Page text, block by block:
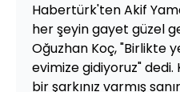
Habertürk'ten Akif
her şeyin gayet güzel
Oğuzhan Koç, "Birlikte
evimize gidiyoruz"
bir şarkınız varmış